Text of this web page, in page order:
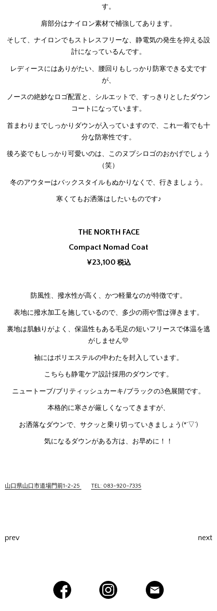
す。
肩部分はナイロン素材で補強してあります。
そして、ナイロンでもストレスフリーな、静電気の発生を抑える設
計になっているんです。
レディースにはありがたい、腰回りもしっかり防寒できる丈です
が、
ノースの絶妙なロゴ配置と、シルエットで、すっきりとしたダウン
コートになっています。
首まわりまでしっかりダウンが入っていますので、これ一着でも十
分な防寒性です。
後ろ姿でもしっかり可愛いのは、このヌプシロゴのおかげでしょう
（笑）
冬のアウターはバックスタイルもぬかりなくで、行きましょう。
寒くてもお洒落はしたいものです♪
THE NORTH FACE
Compact Nomad Coat
¥23,100 税込
防風性、撥水性が高く、かつ軽量なのが特徴です。
表地に撥水加工を施しているので、多少の雨や雪は弾きます。
裏地は肌触りがよく、保温性もある毛足の短いフリースで体温を逃
がしません💛
袖にはポリエステルの中わたを封入しています。
こちらも静電ケア設計採用のダウンです。
ニュートーブ/ブリティッシュカーキ/ブラックの3色展開です。
本格的に寒さが厳しくなってきますが、
お洒落なダウンで、サクッと乗り切っていきましょう(*’▽’)
気になるダウンがある方は、お早めに！！
山口県山口市道場門前1-2-25 TEL: 083-920-7335
prev next